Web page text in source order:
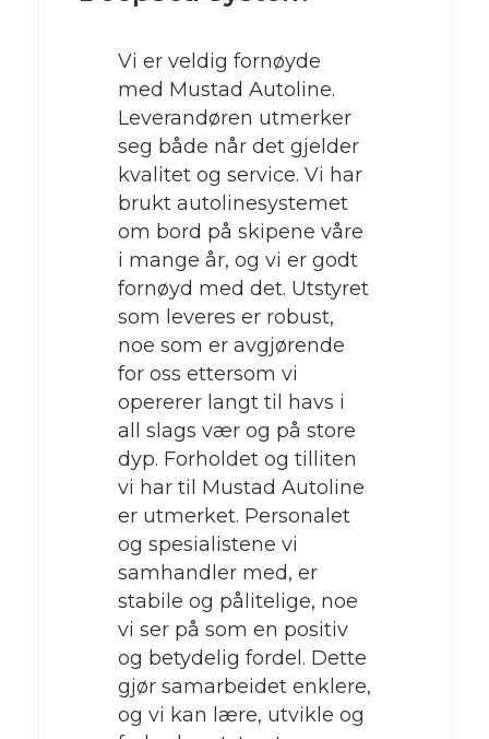
Vi er veldig fornøyde
med Mustad Autoline.
Leverandøren utmerker
seg både når det gjelder
kvalitet og service. Vi har
brukt autolinesystemet
om bord på skipene våre
i mange år, og vi er godt
fornøyd med det. Utstyret
som leveres er robust,
noe som er avgjørende
for oss ettersom vi
opererer langt til havs i
all slags vær og på store
dyp. Forholdet og tilliten
vi har til Mustad Autoline
er utmerket. Personalet
og spesialistene vi
samhandler med, er
stabile og pålitelige, noe
vi ser på som en positiv
og betydelig fordel. Dette
gjør samarbeidet enklere,
og vi kan lære, utvikle og